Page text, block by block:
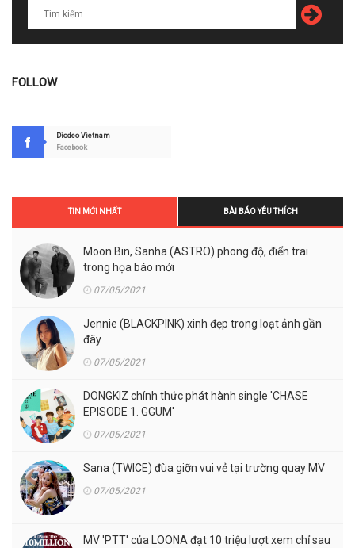
FOLLOW
Diodeo Vietnam
Facebook
TIN MỚI NHẤT BÀI BÁO YÊU THÍCH
Moon Bin, Sanha (ASTRO) phong độ, điển trai
trong họa báo mới
07/05/2021
Jennie (BLACKPINK) xinh đẹp trong loạt ảnh gần
đây
07/05/2021
DONGKIZ chính thức phát hành single 'CHASE
EPISODE 1. GGUM'
07/05/2021
Sana (TWICE) đùa giỡn vui vẻ tại trường quay MV
07/05/2021
MV 'PTT' của LOONA đạt 10 triệu lượt xem chỉ sau